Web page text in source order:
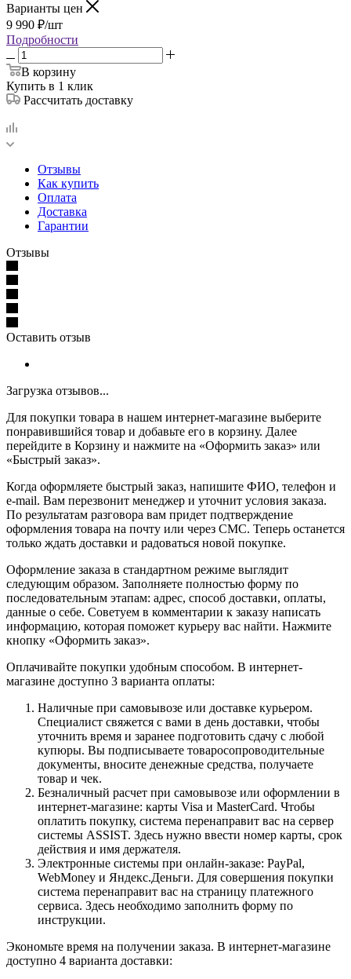
Варианты цен
9 990 ₽/шт
Подробности
В корзину
Купить в 1 клик
Рассчитать доставку
Отзывы
Как купить
Оплата
Доставка
Гарантии
Отзывы
Оставить отзыв
Загрузка отзывов...
Для покупки товара в нашем интернет-магазине выберите
понравившийся товар и добавьте его в корзину. Далее
перейдите в Корзину и нажмите на «Оформить заказ» или
«Быстрый заказ».
Когда оформляете быстрый заказ, напишите ФИО, телефон и
e-mail. Вам перезвонит менеджер и уточнит условия заказа.
По результатам разговора вам придет подтверждение
оформления товара на почту или через СМС. Теперь останется
только ждать доставки и радоваться новой покупке.
Оформление заказа в стандартном режиме выглядит
следующим образом. Заполняете полностью форму по
последовательным этапам: адрес, способ доставки, оплаты,
данные о себе. Советуем в комментарии к заказу написать
информацию, которая поможет курьеру вас найти. Нажмите
кнопку «Оформить заказ».
Оплачивайте покупки удобным способом. В интернет-
магазине доступно 3 варианта оплаты:
Наличные при самовывозе или доставке курьером.
Специалист свяжется с вами в день доставки, чтобы
уточнить время и заранее подготовить сдачу с любой
купюры. Вы подписываете товаросопроводительные
документы, вносите денежные средства, получаете
товар и чек.
Безналичный расчет при самовывозе или оформлении в
интернет-магазине: карты Visa и MasterCard. Чтобы
оплатить покупку, система перенаправит вас на сервер
системы ASSIST. Здесь нужно ввести номер карты, срок
действия и имя держателя.
Электронные системы при онлайн-заказе: PayPal,
WebMoney и Яндекс.Деньги. Для совершения покупки
система перенаправит вас на страницу платежного
сервиса. Здесь необходимо заполнить форму по
инструкции.
Экономьте время на получении заказа. В интернет-магазине
доступно 4 варианта доставки: